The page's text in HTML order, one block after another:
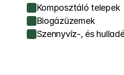
Komposztáló telepek
Biogázüzemek
Szennyvíz-, és